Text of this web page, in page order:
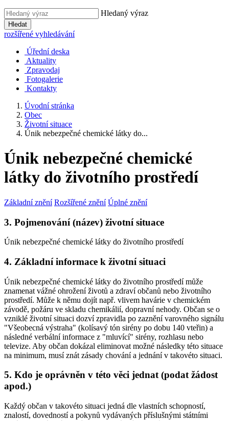
Hledaný výraz
Hledat
rozšířené vyhledávání
Úřední deska
Aktuality
Zpravodaj
Fotogalerie
Kontakty
Úvodní stránka
Obec
Životní situace
Únik nebezpečné chemické látky do...
Únik nebezpečné chemické
látky do životního prostředí
Základní znění Rozšířené znění Úplné znění
3. Pojmenování (název) životní situace
Únik nebezpečné chemické látky do životního prostředí
4. Základní informace k životní situaci
Únik nebezpečné chemické látky do životního prostředí může
znamenat vážné ohrožení životů a zdraví občanů nebo životního
prostředí. Může k němu dojít např. vlivem havárie v chemickém
závodě, požáru ve skladu chemikálií, dopravní nehody. Občan se o
vzniklé životní situaci dozví zpravidla po zaznění varovného signálu
"Všeobecná výstraha" (kolísavý tón sirény po dobu 140 vteřin) a
následné verbální informace z "mluvící" sirény, rozhlasu nebo
televize. Aby občan dokázal eliminovat možné následky této situace
na minimum, musí znát zásady chování a jednání v takovéto situaci.
5. Kdo je oprávněn v této věci jednat (podat žádost
apod.)
Každý občan v takovéto situaci jedná dle vlastních schopností,
znalostí, dovedností a pokynů vydávaných příslušnými státními